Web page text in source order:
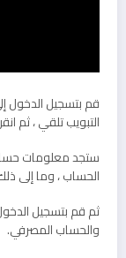
قم بتسجيل الدخول
التبويب تلقي ، ثم
الحساب ، وما إلى
والحساب المصرفي.